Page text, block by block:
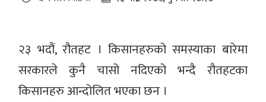
२३ भदौं, रौतहट । किसानहरुको समस्याका बारेमा
सरकारले कुनै चासो नदिएको भन्दै रौतहटका
किसानहरु आन्दोलित भएका छन ।